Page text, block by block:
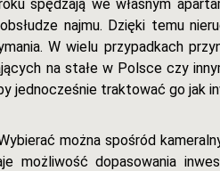
spędzają we własnym
najmu. Dzięki temu
W wielu przypadkach
na stałe w Polsce czy
jednocześnie traktować go jak
można spośród
możliwość dopasowania